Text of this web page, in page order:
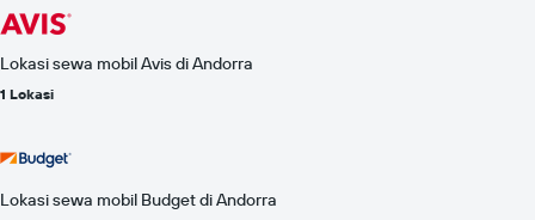
Lokasi sewa mobil Avis di Andorra
1 Lokasi
Lokasi sewa mobil Budget di Andorra